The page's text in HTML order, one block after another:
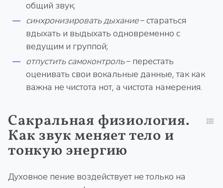
общий звук;
синхронизировать дыхание– стараться
вдыхать и выдыхать одновременно с
ведущим и группой;
отпустить самоконтроль– перестать
оценивать свои вокальные данные, так как
важна не чистота нот, а чистота намерения.
Сакральная физиология.
Как звук меняет тело и
тонкую энергию
Духовное пение воздействует не только на